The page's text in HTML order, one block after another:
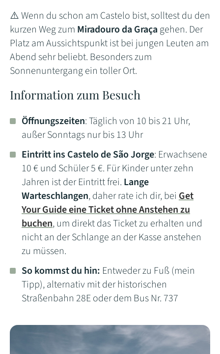
⚠️ Wenn du schon am Castelo bist, solltest du den
kurzen Weg zum Miradouro da Graça gehen. Der
Platz am Aussichtspunkt ist bei jungen Leuten am
Abend sehr beliebt. Besonders zum
Sonnenuntergang ein toller Ort.
Information zum Besuch
Öffnungszeiten: Täglich von 10 bis 21 Uhr,
außer Sonntags nur bis 13 Uhr
Eintrittins Castelo de São Jorge: Erwachsene
10 € und Schüler 5 €. Für Kinder unter zehn
Jahren ist der Eintritt frei. Lange
Warteschlangen, daher rate ich dir, bei Get
Your Guide eine Ticket ohne Anstehen zu
buchen, um direkt das Ticket zu erhalten und
nicht an der Schlange an der Kasse anstehen
zu müssen.
So kommst du hin: Entweder zu Fuß (mein
Tipp), alternativ mit der historischen
Straßenbahn 28E oder dem Bus Nr. 737